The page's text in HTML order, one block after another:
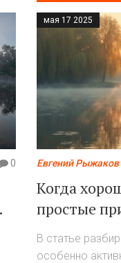
0
мая 17 2025
Евгений Рыжаков
Когда
простые
успеха
В статье
особенно